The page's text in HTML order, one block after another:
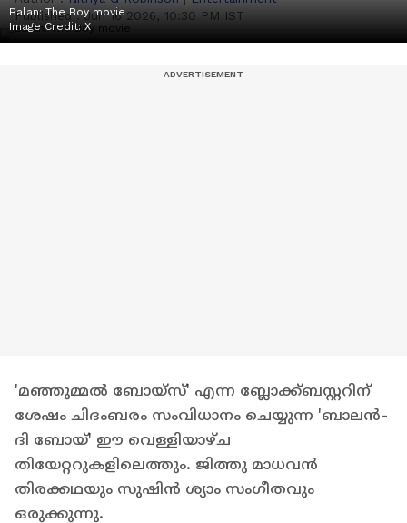
Published :Jun 16 2026, 10:30 PM IST
Balan: The Boy movie
Image Credit:X
'മഞ്ഞുമ്മൽ ബോയ്‌സ്' എന്ന ബ്ലോക്ക്ബസ്റ്ററിന്
ശേഷം ചിദംബരം സംവിധാനം ചെയ്യുന്ന 'ബാലൻ-
ദി ബോയ്' ഈ വെള്ളിയാഴ്ച
തിയേറ്ററുകളിലെത്തും. ജിത്തു മാധവൻ
തിരക്കഥയും സുഷിൻ ശ്യാം സംഗീതവും
ഒരുക്കുന്നു.